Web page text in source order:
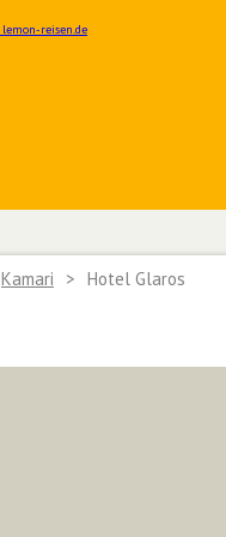
Kamari > Hotel Glaros